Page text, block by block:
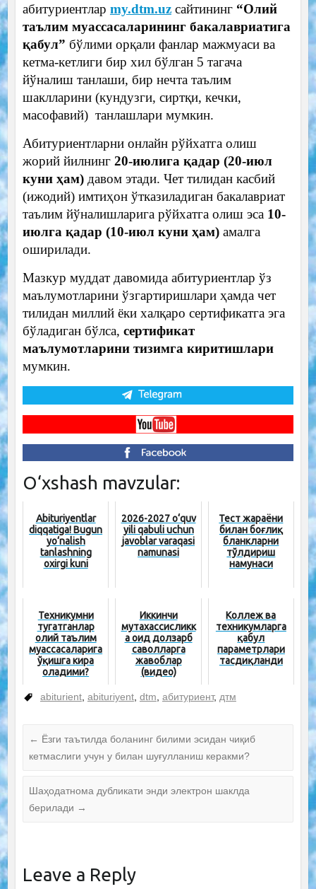
абитуриентлар my.dtm.uzсайтининг “Олий
таълим муассасаларининг бакалавриатига
қабул” бўлими орқали фанлар мажмуаси ва
кетма-кетлиги бир хил бўлган 5 тагача
йўналиш танлаши, бир нечта таълим
шаклларини (кундузги, сиртқи, кечки,
масофавий) танлашлари мумкин.
Абитуриентларни онлайн рўйхатга олиш
жорий йилнинг 20-июлига қадар (20-июл
куни ҳам)давом этади. Чет тилидан касбий
(ижодий) имтиҳон ўтказиладиган бакалавриат
таълим йўналишларига рўйхатга олиш эса 10-
июлга қадар (10-июл куни ҳам)амалга
оширилади.
Мазкур муддат давомида абитуриентлар ўз
маълумотларини ўзгартиришлари ҳамда чет
тилидан миллий ёки халқаро сертификатга эга
бўладиган бўлса, сертификат
маълумотларини тизимга киритишлари
мумкин.
O‘xshash mavzular:
Abituriyentlar
diqqatiga! Bugun
yo‘nalish
tanlashning
oxirgi kuni
2026-2027 o‘quv
yili qabuli uchun
javoblar varaqasi
namunasi
Тест жараёни
билан боғлиқ
бланкларни
тўлдириш
намунаси
Техникумни
тугатганлар
олий таълим
муассасаларига
ўқишга кира
оладими?
Иккинчи
мутахассисликк
а оид долзарб
саволларга
жавоблар
(видео)
Коллеж ва
техникумларга
қабул
параметрлари
тасдиқланди
abiturient, abituriyent, dtm абитуриент, дтм
← Ёзги таътилда боланинг билими эсидан чиқиб
кетмаслиги учун у билан шуғулланиш керакми?
Шаҳодатнома дубликати энди электрон шаклда
берилади →
Leave a Reply